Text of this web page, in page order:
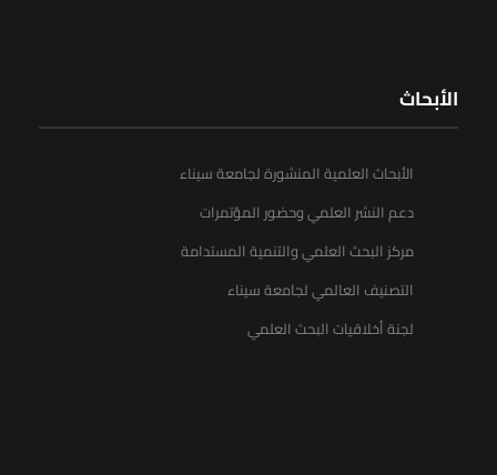
الأبحاث
الأبحاث العلمية المنشورة لجامعة سيناء
دعم النشر العلمي وحضور المؤتمرات
مركز البحث العلمي والتنمية المستدامة
التصنيف العالمي لجامعة سيناء
لجنة أخلاقيات البحث العلمي